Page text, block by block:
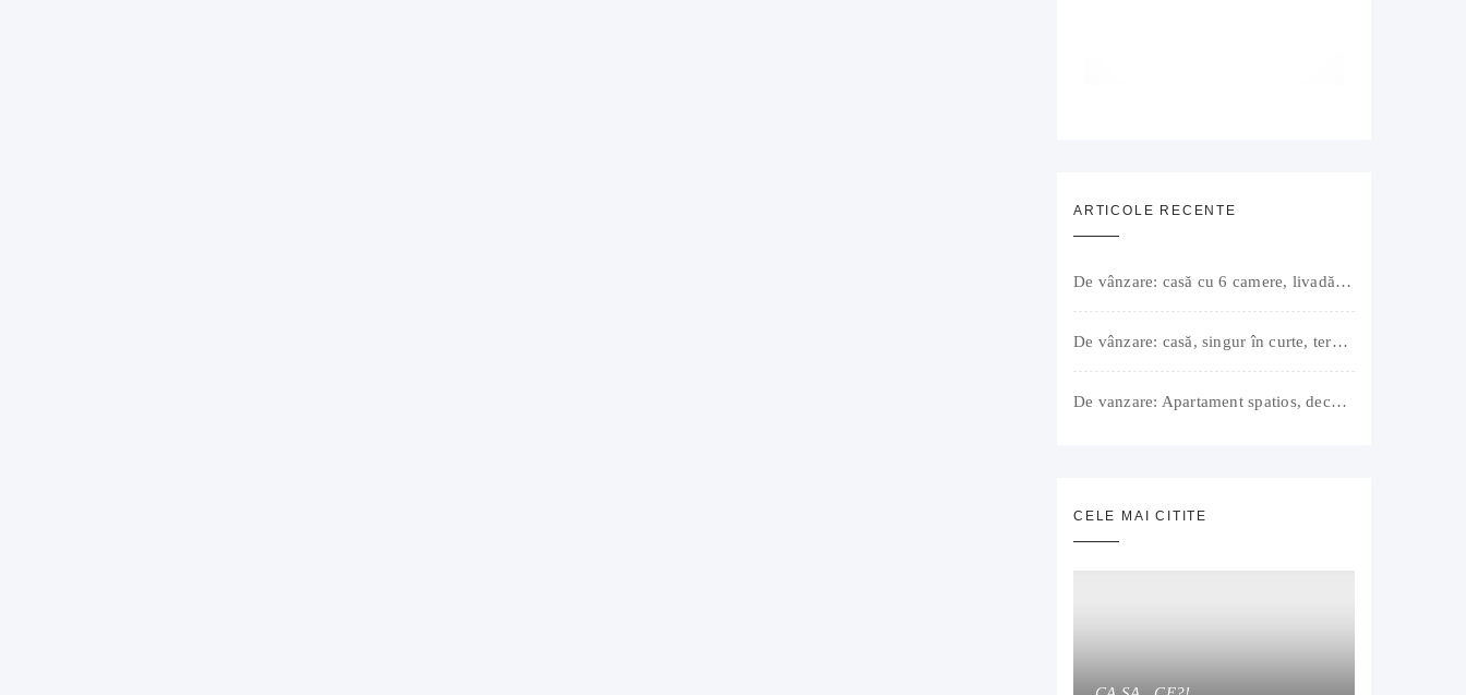
ARTICOLE RECENTE
De vânzare: casă cu 6 camere, livadă, 3 199 mp, Girișul Negru, Bihor, 42 000 Euro. Comision 0.
De vânzare: casă, singur în curte, teren 500 mp, Muntele Găina, Oradea. 157.000 € (negociabil). Comision 0.
De vanzare: Apartament spatios, decomandat, bine compartimentat, 3 camere, 2 bai, bucatarie, suprafață utilă de 64 mp + 3 balcoane (11 mp), strada Barierei, zona Dragos Voda Oradea. 89 500 E (neg). Comision 0
CELE MAI CITITE